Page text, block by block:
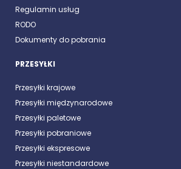
Regulamin usług
RODO
Dokumenty do pobrania
PRZESYŁKI
Przesyłki krajowe
Przesyłki międzynarodowe
Przesyłki paletowe
Przesyłki pobraniowe
Przesyłki ekspresowe
Przesyłki niestandardowe